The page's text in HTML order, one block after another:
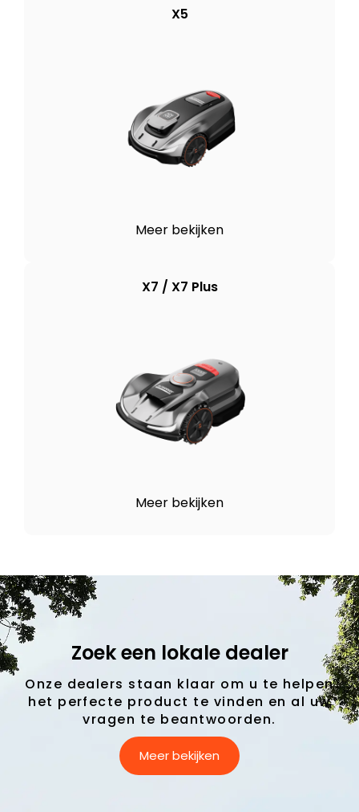
X5
Meer bekijken
X7 / X7 Plus
Meer bekijken
Zoek een lokale dealer
Onze dealers staan klaar om u te helpen
het perfecte product te vinden en al uw
vragen te beantwoorden.
Meer bekijken